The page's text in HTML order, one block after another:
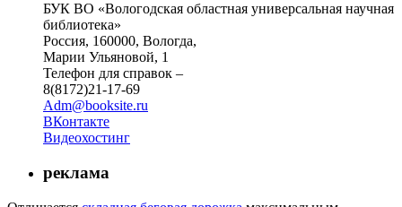
БУК ВО «Вологодская областная универсальная научная
библиотека»
Россия, 160000, Вологда,
Марии Ульяновой, 1
Телефон для справок –
8(8172)21-17-69
Adm@booksite.ru
ВКонтакте
Видеохостинг
реклама